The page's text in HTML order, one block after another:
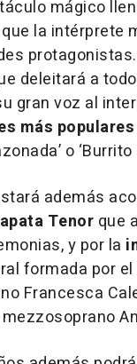
mágico
la intérprete
deleitará a
gran voz al
más populares
o ‘Burrito
además
Tenor que
y por la
formada por
Francesca